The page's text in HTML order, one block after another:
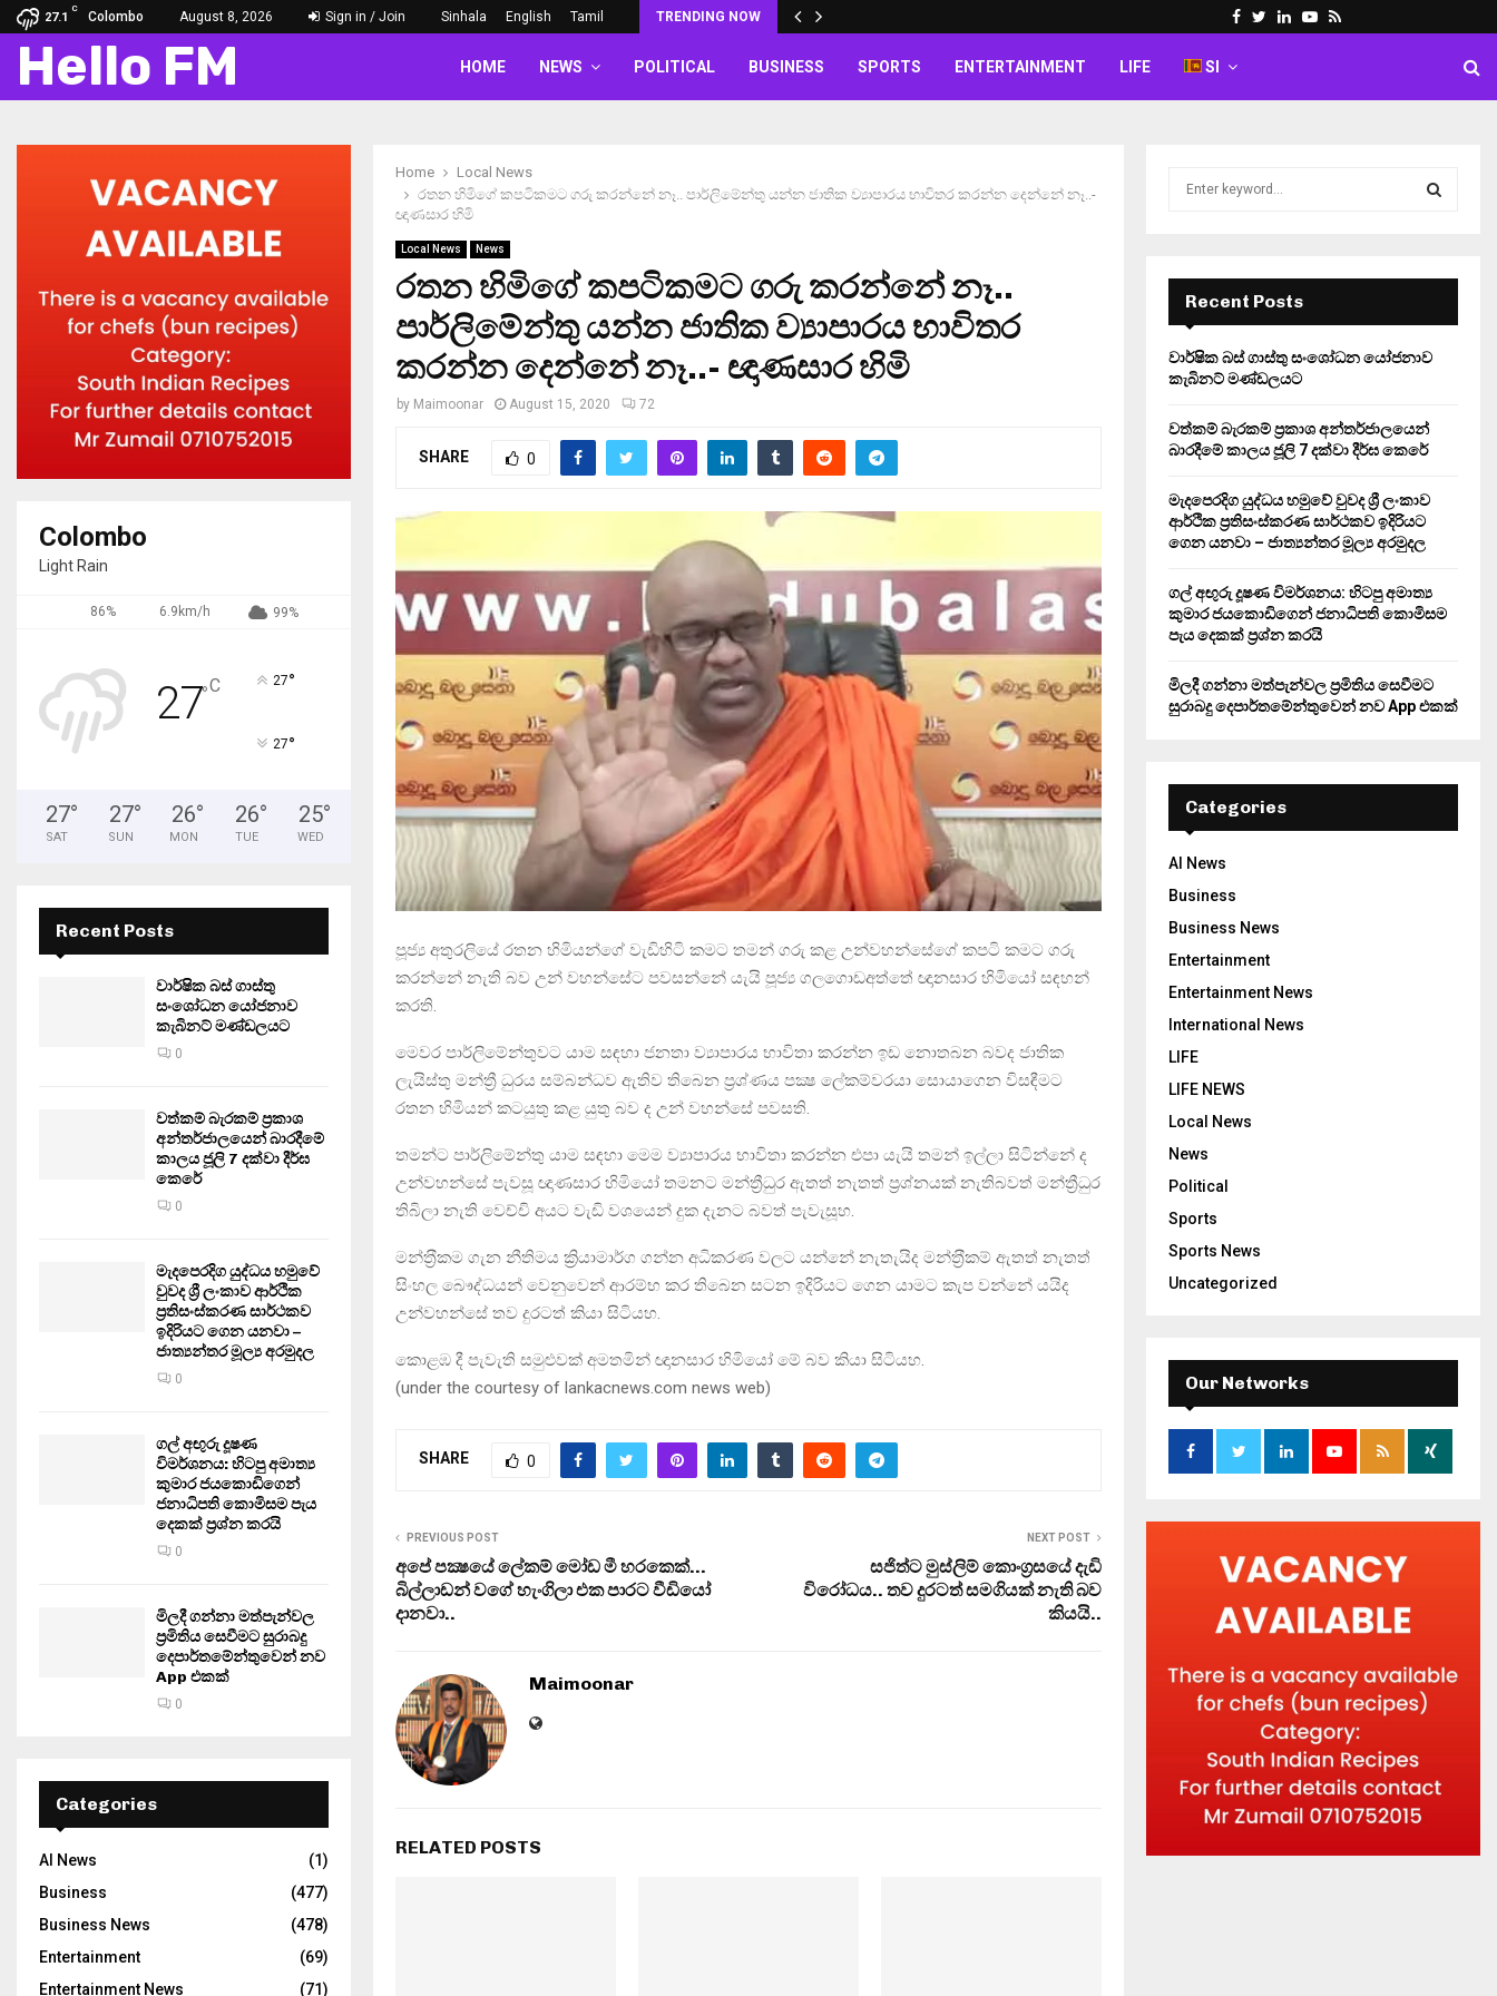
27.1
C
Colombo August 8, 2026 Sign in / Join Sinhala English Tamil TRENDING NOW Facebook
Twitter
LinkedinYoutube
Rss
Hello FM HOME NEWS POLITICAL BUSINESS SPORTS ENTERTAINMENT LIFE SI
Home
Local News
රතන හිමිගේ කපටිකමට ගරු කරන්නේ නෑ.. පාර්ලිමේන්තු යන්න ජාතික ව්‍යාපාරය භාවිතර කරන්න දෙන්නේ නෑ..-
ඥාණසාර හිමි
Local News News
රතන හිමිගේ කපටිකමට ගරු කරන්නේ නෑ..
පාර්ලිමේන්තු යන්න ජාතික ව්‍යාපාරය භාවිතර
කරන්න දෙන්නේ නෑ..- ඥාණසාර හිමි
by Maimoonar August 15, 2020 72
SHARE 0
පූජ්‍ය අතුරලියේ රතන හිමියන්ගේ වැඩිහිටි කමට තමන් ගරු කළ උන්වහන්සේගේ කපටි කමට ගරු
කරන්නේ නැති බව උන් වහන්සේට පවසන්නේ යැයි පූජ්‍ය ගලගොඩඅත්තේ ඥානසාර හිමියෝ සඳහන්
කරති.
මෙවර පාර්ලිමේන්තුවට යාම සඳහා ජනතා ව්‍යාපාරය භාවිතා කරන්න ඉඩ නොතබන බවද ජාතික
ලැයිස්තු මන්ත්‍රී ධුරය සම්බන්ධව ඇතිව තිබෙන ප‍්‍රශ්ණය පක්‍ෂ ලේකම්වරයා සොයාගෙන විසඳීමට
රතන හිමියන් කටයුතු කළ යුතු බව ද උන් වහන්සේ පවසති.
තමන්ට පාර්ලිමේන්තු යාම සඳහා මෙම ව්‍යාපාරය භාවිතා කරන්න එපා යැයි තමන් ඉල්ලා සිටින්නේ ද
උන්වහන්සේ පැවසූ ඥාණසාර හිමියෝ තමනට මන්ත්‍රීධුර ඇතත් නැතත් ප‍්‍රශ්නයක් නැතිබවත් මන්ත්‍රීධුර
තිබිලා නැති වෙච්චි අයට වැඩි වශයෙන් දුක දැනට බවත් පැවැසූහ.
මන්ත‍්‍රීකම ගැන නීතිමය ක්‍රියාමාර්ග ගන්න අධිකරණ වලට යන්නේ නැතැයිද මන්ත‍්‍රීකම් ඇතත් නැතත්
සිංහල බෞද්ධයන් වෙනුවෙන් ආරම්භ කර තිබෙන සටන ඉදිරියට ගෙන යාමට කැප වන්නේ යයිද
උන්වහන්සේ තව දුරටත් කියා සිටියහ.
කොළඹ දී පැවැති සමුළුවක් අමතමින් ඥානසාර හිමියෝ මේ බව කියා සිටියහ.
(under the courtesy of lankacnews.com news web)
SHARE 0
PREVIOUS POST
අපේ පක්‍ෂයේ ලේකම් මෝඩ මී හරකෙක්…
බිල්ලාඩන් වගේ හැංගිලා එක පාරට වීඩියෝ
දානවා..
NEXT POST
සජිත්ට මුස්ලිම් කොංග‍්‍රසයේ දැඩි
විරෝධය.. තව දුරටත් සමගියක් නැති බව
කියයි..
Maimoonar
RELATED POSTS
Colombo
Light Rain
86% 6.9km/h 99%
27°C 27°
27°
27°
SAT
27°
SUN
26°
MON
26°
TUE
25°
WED
Recent Posts
වාර්ෂික බස් ගාස්තු
සංශෝධන යෝජනාව
කැබිනට් මණ්ඩලයට
0
වත්කම් බැරකම් ප්‍රකාශ
අන්තර්ජාලයෙන් බාරදීමේ
කාලය ජූලි 7 දක්වා දීර්ඝ
කෙරේ
0
මැදපෙරදිග යුද්ධය හමුවේ
වුවද ශ්‍රී ලංකාව ආර්ථික
ප්‍රතිසංස්කරණ සාර්ථකව
ඉදිරියට ගෙන යනවා –
ජාත්‍යන්තර මූල්‍ය අරමුදල
0
ගල් අඟුරු දූෂණ
විමර්ශනය: හිටපු අමාත්‍ය
කුමාර ජයකොඩිගෙන්
ජනාධිපති කොමිසම පැය
දෙකක් ප්‍රශ්න කරයි
0
මිලදී ගන්නා මත්පැන්වල
ප්‍රමිතිය සෙවීමට සුරාබදු
දෙපාර්තමේන්තුවෙන් නව
App එකක්
0
Categories
AI News
(1)
Business
(477)
Business News
(478)
Entertainment
(69)
Entertainment News
(71)
r
:
E
A
R
H
Recent Posts
වාර්ෂික බස් ගාස්තු සංශෝධන යෝජනාව
කැබිනට් මණ්ඩලයට
වත්කම් බැරකම් ප්‍රකාශ අන්තර්ජාලයෙන්
බාරදීමේ කාලය ජූලි 7 දක්වා දීර්ඝ කෙරේ
මැදපෙරදිග යුද්ධය හමුවේ වුවද ශ්‍රී ලංකාව
ආර්ථික ප්‍රතිසංස්කරණ සාර්ථකව ඉදිරියට
ගෙන යනවා – ජාත්‍යන්තර මූල්‍ය අරමුදල
ගල් අඟුරු දූෂණ විමර්ශනය: හිටපු අමාත්‍ය
කුමාර ජයකොඩිගෙන් ජනාධිපති කොමිසම
පැය දෙකක් ප්‍රශ්න කරයි
මිලදී ගන්නා මත්පැන්වල ප්‍රමිතිය සෙවීමට
සුරාබදු දෙපාර්තමේන්තුවෙන් නව App එකක්
Categories
AI News
Business
Business News
Entertainment
Entertainment News
International News
LIFE
LIFE NEWS
Local News
News
Political
Sports
Sports News
Uncategorized
Our Networks